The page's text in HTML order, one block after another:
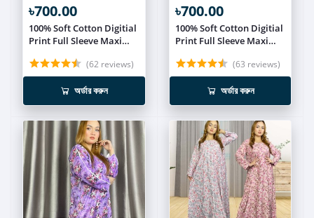
৳700.00
100% Soft Cotton Digitial
Print Full Sleeve Maxi
(62 reviews)
অর্ডার করুন
৳700.00
100% Soft Cotton Digitial
Print Full Sleeve Maxi
(63 reviews)
অর্ডার করুন